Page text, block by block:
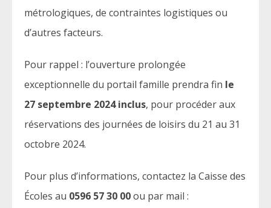
métrologiques, de contraintes logistiques ou
d’autres facteurs.
Pour rappel : l’ouverture prolongée
exceptionnelle du portail famille prendra fin le
27 septembre 2024 inclus, pour procéder aux
réservations des journées de loisirs du 21 au 31
octobre 2024.
Pour plus d’informations, contactez la Caisse des
Écoles au 0596 57 30 00ou par mail :